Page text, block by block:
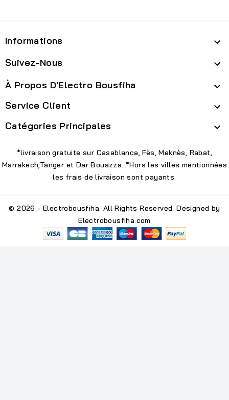
Informations 
Suivez-Nous 
À Propos D'Electro Bousfiha 
Service Client 
Catégories Principales 
*livraison gratuite sur Casablanca, Fès, Meknès, Rabat,
Marrakech,Tanger et Dar Bouazza. *Hors les villes mentionnées
les frais de livraison sont payants.
© 2026 - Electrobousfiha. All Rights Reserved. Designed by
Electrobousfiha.com